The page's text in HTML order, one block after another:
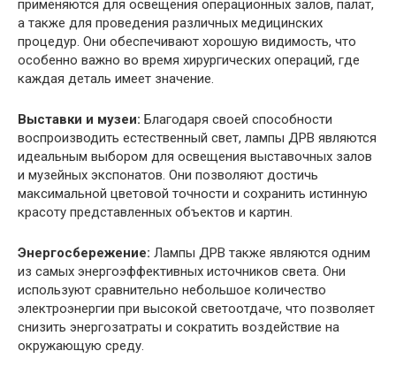
применяются для освещения операционных залов, палат,
а также для проведения различных медицинских
процедур. Они обеспечивают хорошую видимость, что
особенно важно во время хирургических операций, где
каждая деталь имеет значение.
Выставки и музеи: Благодаря своей способности
воспроизводить естественный свет, лампы ДРВ являются
идеальным выбором для освещения выставочных залов
и музейных экспонатов. Они позволяют достичь
максимальной цветовой точности и сохранить истинную
красоту представленных объектов и картин.
Энергосбережение: Лампы ДРВ также являются одним
из самых энергоэффективных источников света. Они
используют сравнительно небольшое количество
электроэнергии при высокой светоотдаче, что позволяет
снизить энергозатраты и сократить воздействие на
окружающую среду.